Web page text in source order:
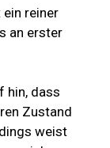
reiner
an erster
hin, dass
Zustand
weist